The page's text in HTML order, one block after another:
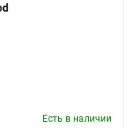
Есть в наличии